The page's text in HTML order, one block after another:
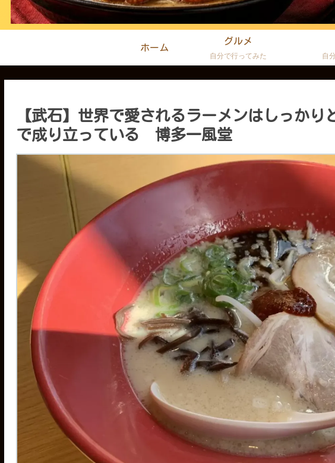
ホーム
グルメ
自分で行ってみた 自
【武石】世界で愛されるラーメンはしっか
で成り立っている 博多一風堂